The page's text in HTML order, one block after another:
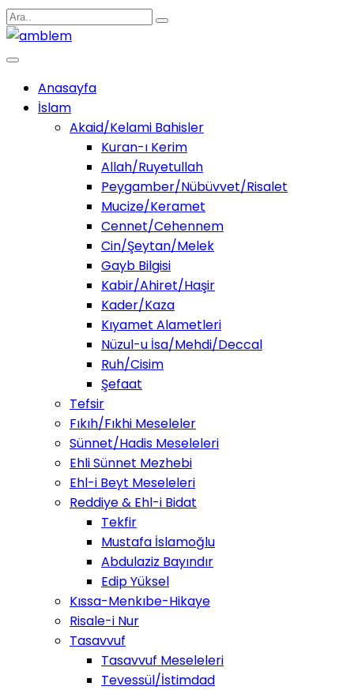
Anasayfa
İslam
Akaid/Kelami Bahisler
Kuran-ı Kerim
Allah/Ruyetullah
Peygamber/Nübüvvet/Risalet
Mucize/Keramet
Cennet/Cehennem
Cin/Şeytan/Melek
Gayb Bilgisi
Kabir/Ahiret/Haşir
Kader/Kaza
Kıyamet Alametleri
Nüzul-u İsa/Mehdi/Deccal
Ruh/Cisim
Şefaat
Tefsir
Fıkıh/Fıkhi Meseleler
Sünnet/Hadis Meseleleri
Ehli Sünnet Mezhebi
Ehl-i Beyt Meseleleri
Reddiye & Ehl-i Bidat
Tekfir
Mustafa İslamoğlu
Abdulaziz Bayındır
Edip Yüksel
Kıssa-Menkıbe-Hikaye
Risale-i Nur
Tasavvuf
Tasavvuf Meseleleri
Tevessül/İstimdad